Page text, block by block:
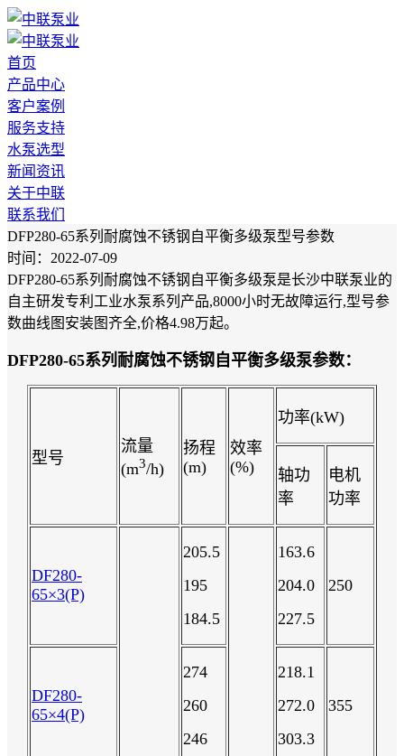
首页
产品中心
客户案例
服务支持
水泵选型
新闻资讯
关于中联
联系我们
DFP280-65系列耐腐蚀不锈钢自平衡多级泵型号参数
时间：2022-07-09
DFP280-65系列耐腐蚀不锈钢自平衡多级泵是长沙中联泵业的
自主研发专利工业水泵系列产品,8000小时无故障运行,型号参
数曲线图安装图齐全,价格4.98万起。
DFP280-65系列耐腐蚀不锈钢自平衡多级泵参数：
型号
流量
(m3/h)
扬程
(m)
效率
(%)
功率(kW)
轴功
率
电机
功率
DF280-
65×3(P)
205.5
195
184.5
163.6
204.0
227.5
250
DF280-
65×4(P)
274
260
246
218.1
272.0
303.3
355